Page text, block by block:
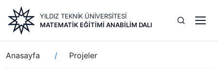
içeriğe
atla
YILDIZ TEKNİK ÜNİVERSİTESİ
MATEMATIK EĞITIMI ANABILIM DALI
Sayfa
yolu
Anasayfa Projeler